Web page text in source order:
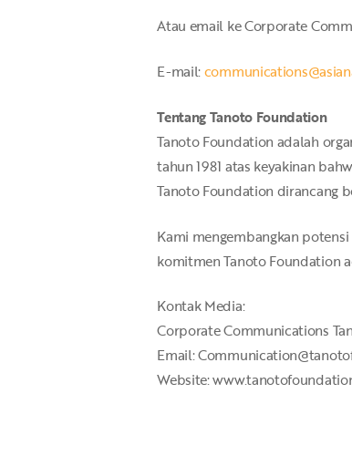
Atau email ke Corporate
E-mail:
Tentang Tanoto Foundation
Tanoto Foundation adalah
tahun 1981 atas keyakinan
Tanoto Foundation dirancang
Kami mengembangkan
komitmen Tanoto Foundation
Kontak Media:
Corporate Communications
Email:
Website: